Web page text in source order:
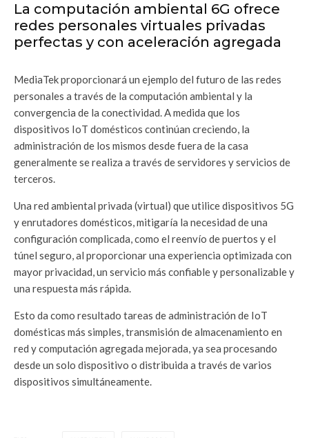
La computación ambiental 6G ofrece
redes personales virtuales privadas
perfectas y con aceleración agregada
MediaTek proporcionará un ejemplo del futuro de las redes
personales a través de la computación ambiental y la
convergencia de la conectividad. A medida que los
dispositivos IoT domésticos continúan creciendo, la
administración de los mismos desde fuera de la casa
generalmente se realiza a través de servidores y servicios de
terceros.
Una red ambiental privada (virtual) que utilice dispositivos 5G
y enrutadores domésticos, mitigaría la necesidad de una
configuración complicada, como el reenvío de puertos y el
túnel seguro, al proporcionar una experiencia optimizada con
mayor privacidad, un servicio más confiable y personalizable y
una respuesta más rápida.
Esto da como resultado tareas de administración de IoT
domésticas más simples, transmisión de almacenamiento en
red y computación agregada mejorada, ya sea procesando
desde un solo dispositivo o distribuida a través de varios
dispositivos simultáneamente.